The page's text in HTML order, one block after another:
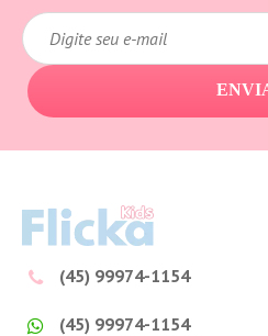
(45) 99974-1154
(45) 99974-1154